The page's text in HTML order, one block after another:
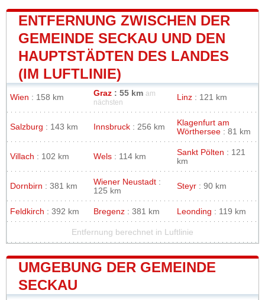
ENTFERNUNG ZWISCHEN DER
GEMEINDE SECKAU UND DEN
HAUPTSTÄDTEN DES LANDES
(IM LUFTLINIE)
Wien : 158 km Graz : 55 km am
nächsten
Linz : 121 km
Salzburg : 143 km Innsbruck : 256 km
Klagenfurt am
Wörthersee : 81 km
Villach : 102 km Wels : 114 km Sankt Pölten : 121
km
Dornbirn : 381 km Wiener Neustadt :
125 km
Steyr : 90 km
Feldkirch : 392 km Bregenz : 381 km Leonding : 119 km
Entfernung berechnet in Luftlinie
UMGEBUNG DER GEMEINDE
SECKAU